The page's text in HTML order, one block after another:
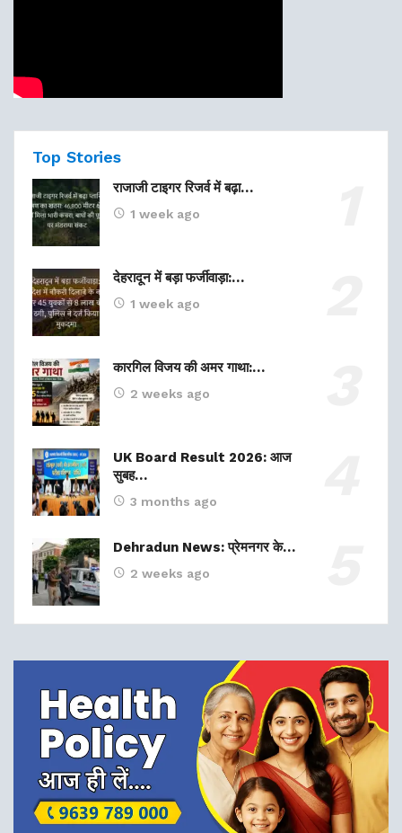
Top Stories
राजाजी टाइगर रिजर्व में बढ़ा…
1 week ago
देहरादून में बड़ा फर्जीवाड़ा:…
1 week ago
कारगिल विजय की अमर गाथा:…
2 weeks ago
UK Board Result 2026: आज
सुबह…
3 months ago
Dehradun News: प्रेमनगर के…
2 weeks ago